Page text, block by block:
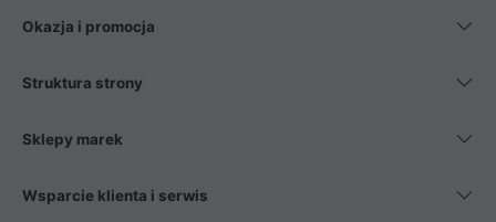
Okazja i promocja
Struktura strony
Sklepy marek
Wsparcie klienta i serwis